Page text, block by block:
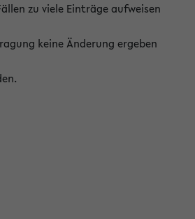
zu viele Einträge aufweisen
keine Änderung ergeben